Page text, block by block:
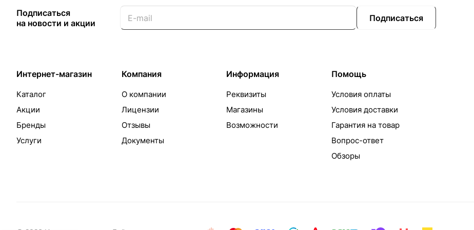
Подписаться
на новости и акции
Подписаться
Интернет-магазин
Каталог
Акции
Бренды
Услуги
Компания
О компании
Лицензии
Отзывы
Документы
Информация
Реквизиты
Магазины
Возможности
Помощь
Условия оплаты
Условия доставки
Гарантия на товар
Вопрос-ответ
Обзоры